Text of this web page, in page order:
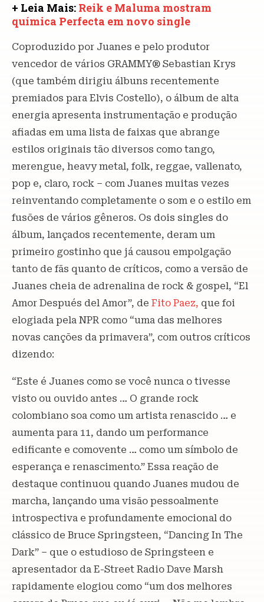
+ Leia Mais: Reik e Maluma mostram
química Perfecta em novo single
Coproduzido por Juanes e pelo produtor
vencedor de vários GRAMMY® Sebastian Krys
(que também dirigiu álbuns recentemente
premiados para Elvis Costello), o álbum de alta
energia apresenta instrumentação e produção
afiadas em uma lista de faixas que abrange
estilos originais tão diversos como tango,
merengue, heavy metal, folk, reggae, vallenato,
pop e, claro, rock – com Juanes muitas vezes
reinventando completamente o som e o estilo em
fusões de vários gêneros. Os dois singles do
álbum, lançados recentemente, deram um
primeiro gostinho que já causou empolgação
tanto de fãs quanto de críticos, como a versão de
Juanes cheia de adrenalina de rock & gospel, “El
Amor Después del Amor”, de Fito Paez, que foi
elogiada pela NPR como “uma das melhores
novas canções da primavera”, com outros críticos
dizendo:
“Este é Juanes como se você nunca o tivesse
visto ou ouvido antes … O grande rock
colombiano soa como um artista renascido … e
aumenta para 11, dando um performance
edificante e comovente … como um símbolo de
esperança e renascimento.” Essa reação de
destaque continuou quando Juanes mudou de
marcha, lançando uma visão pessoalmente
introspectiva e profundamente emocional do
clássico de Bruce Springsteen, “Dancing In The
Dark” – que o estudioso de Springsteen e
apresentador da E-Street Radio Dave Marsh
rapidamente elogiou como “um dos melhores